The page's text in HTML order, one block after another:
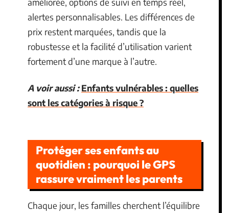
alertes personnalisables. Les différences de
prix restent marquées, tandis que la
robustesse et la facilité d’utilisation varient
fortement d’une marque à l’autre.
A voir aussi : Enfants vulnérables : quelles
sont les catégories à risque ?
Protéger ses enfants au
quotidien : pourquoi le GPS
rassure vraiment les parents
Chaque jour, les familles cherchent l’équilibre